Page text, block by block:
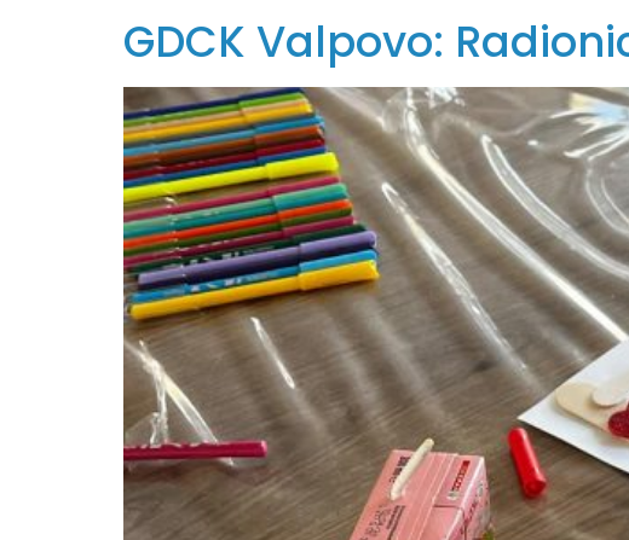
GDCK Valpovo: